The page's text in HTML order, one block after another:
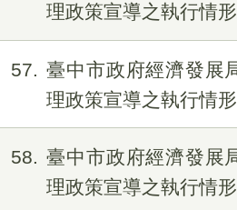
理政策宣導之執行情
57
臺中市政府經濟發展
理政策宣導之執行情
58
臺中市政府經濟發展
理政策宣導之執行情